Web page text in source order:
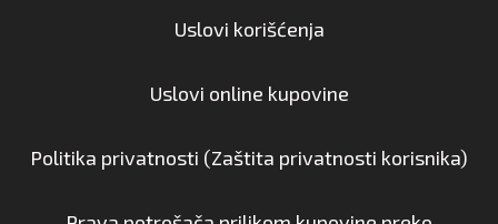
Uslovi korišćenja
Uslovi online kupovine
Politika privatnosti (Zaštita privatnosti korisnika)